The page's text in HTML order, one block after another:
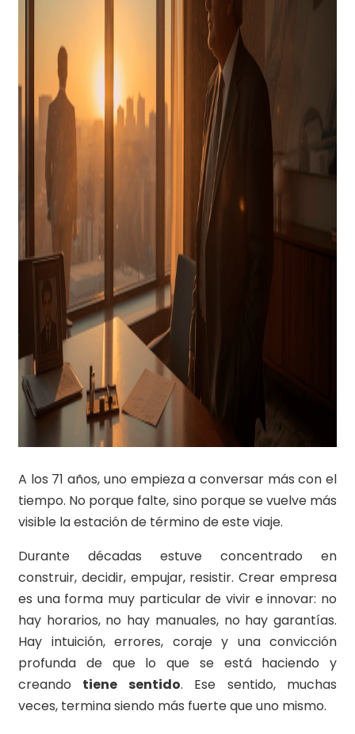
A los 71 años, uno empieza a conversar más con el
tiempo. No porque falte, sino porque se vuelve más
visible la estación de término de este viaje.
Durante décadas estuve concentrado en
construir, decidir, empujar, resistir. Crear empresa
es una forma muy particular de vivir e innovar: no
hay horarios, no hay manuales, no hay garantías.
Hay intuición, errores, coraje y una convicción
profunda de que lo que se está haciendo y
creando tiene sentido. Ese sentido, muchas
veces, termina siendo más fuerte que uno mismo.